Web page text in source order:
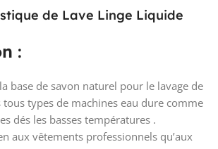
de Lave Linge Liquide
:
base de savon naturel pour le lavage de
types de machines eau dure comme
dés les basses températures .
aux vêtements professionnels qu’aux